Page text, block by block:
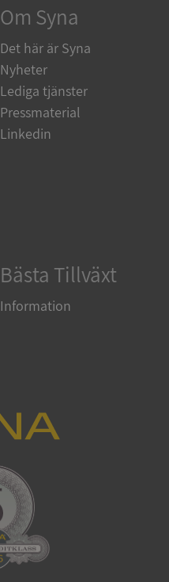
Om Syna
Det här är Syna
Nyheter
Lediga tjänster
Pressmaterial
Linkedin
Bästa Tillväxt
Information
Microsoft
Corporation
de.syna.se